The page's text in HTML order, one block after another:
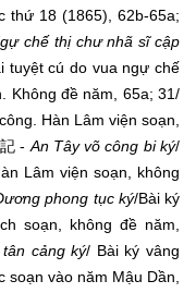
18 (1865), 62b-65a;
chế thị chư nhã sĩ cập
tuyệt cú do vua ngự chế
Không đề năm, 65a; 31/
Hàn Lâm viện soạn,
- An Tây võ công bi ký/
Lâm viện soạn, không
phong tục ký/Bài ký
soạn, không đề năm,
cảng ký/ Bài ký vâng
vào năm Mậu Dần,